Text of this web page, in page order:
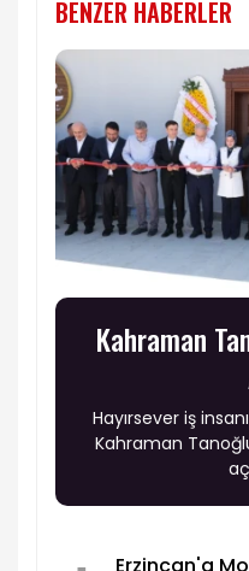
BENZER HABERLER
Kahraman
Hayırsever iş
Kahraman
Erzincan'a